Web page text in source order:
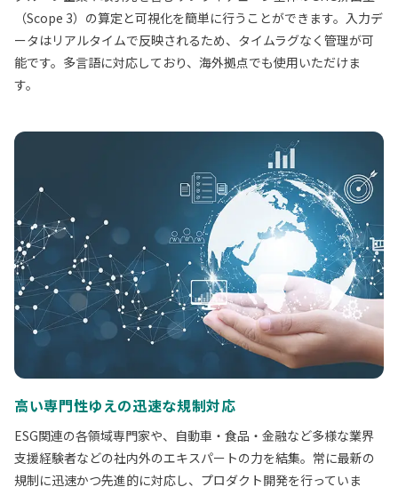
（Scope 3）の算定と可視化を簡単に行うことができます。入力デ
ータはリアルタイムで反映されるため、タイムラグなく管理が可
能です。多言語に対応しており、海外拠点でも使用いただけま
す。
高い専門性ゆえの迅速な規制対応
ESG関連の各領域専門家や、自動車・食品・金融など多様な業界
支援経験者などの社内外のエキスパートの力を結集。常に最新の
規制に迅速かつ先進的に対応し、プロダクト開発を行っていま